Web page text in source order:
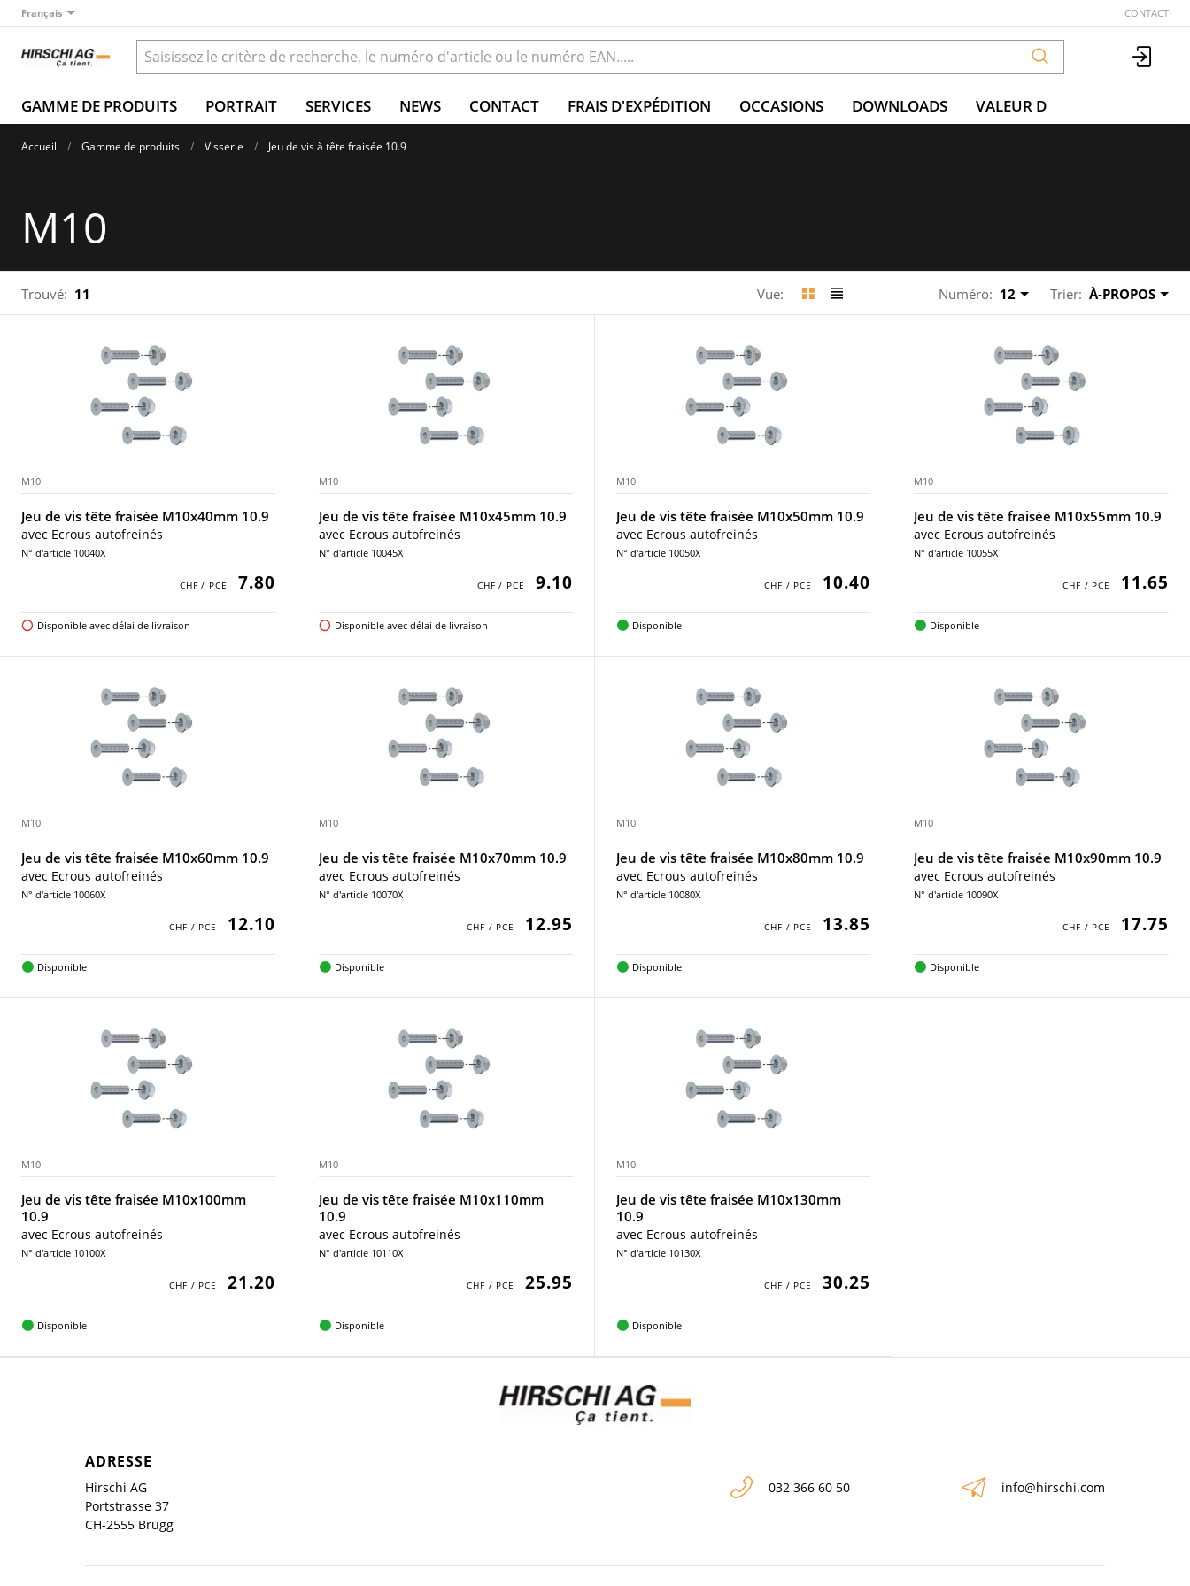
Français CONTACT
GAMME DE PRODUITS PORTRAIT SERVICES NEWS CONTACT FRAIS D'EXPÉDITION OCCASIONS DOWNLOADS VALEUR D
Accueil Gamme de produits Visserie Jeu de vis à tête fraisée 10.9
M10
Trouvé: 11 Vue: Numéro: 12 Trier: À-PROPOS
M10
Jeu de vis tête fraisée M10x40mm 10.9
avec Ecrous autofreinés
N° d'article 10040X
7.80
Disponible avec délai de livraison
M10
Jeu de vis tête fraisée M10x45mm 10.9
avec Ecrous autofreinés
N° d'article 10045X
9.10
Disponible avec délai de livraison
M10
Jeu de vis tête fraisée M10x50mm 10.9
avec Ecrous autofreinés
N° d'article 10050X
10.40
Disponible
M10
Jeu de vis tête fraisée M10x55mm 10.9
avec Ecrous autofreinés
N° d'article 10055X
11.65
Disponible
M10
Jeu de vis tête fraisée M10x60mm 10.9
avec Ecrous autofreinés
N° d'article 10060X
12.10
Disponible
M10
Jeu de vis tête fraisée M10x70mm 10.9
avec Ecrous autofreinés
N° d'article 10070X
12.95
Disponible
M10
Jeu de vis tête fraisée M10x80mm 10.9
avec Ecrous autofreinés
N° d'article 10080X
13.85
Disponible
M10
Jeu de vis tête fraisée M10x90mm 10.9
avec Ecrous autofreinés
N° d'article 10090X
17.75
Disponible
M10
Jeu de vis tête fraisée M10x100mm
10.9
avec Ecrous autofreinés
N° d'article 10100X
21.20
Disponible
M10
Jeu de vis tête fraisée M10x110mm
10.9
avec Ecrous autofreinés
N° d'article 10110X
25.95
Disponible
M10
Jeu de vis tête fraisée M10x130mm
10.9
avec Ecrous autofreinés
N° d'article 10130X
30.25
Disponible
ADRESSE
Hirschi AG
Portstrasse 37
CH-2555 Brügg
032 366 60 50 info@hirschi.com